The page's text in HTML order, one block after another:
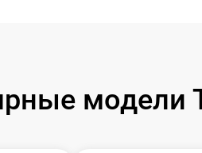
модели